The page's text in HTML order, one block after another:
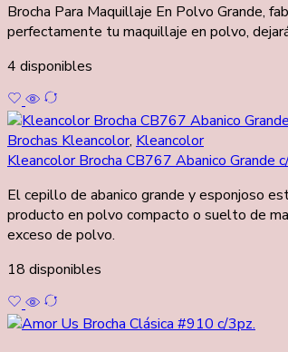
Brocha Para Maquillaje En Polvo Grande,
perfectamente tu maquillaje en polvo,
4 disponibles
Brochas Kleancolor, Kleancolor
Kleancolor Brocha CB767 Abanico Grande
El cepillo de abanico grande y esponjoso
producto en polvo compacto o suelto de
exceso de polvo.
18 disponibles